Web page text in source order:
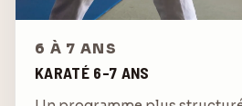
6 À 7 ANS
KARATÉ 6-7 ANS